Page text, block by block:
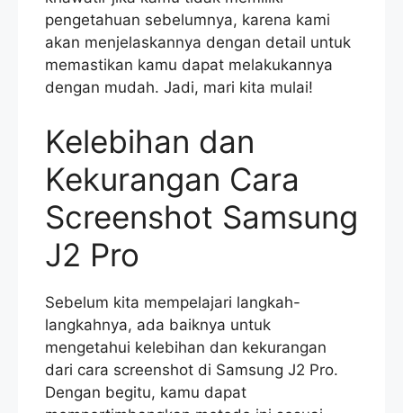
pengetahuan sebelumnya, karena kami
akan menjelaskannya dengan detail untuk
memastikan kamu dapat melakukannya
dengan mudah. Jadi, mari kita mulai!
Kelebihan dan
Kekurangan Cara
Screenshot Samsung
J2 Pro
Sebelum kita mempelajari langkah-
langkahnya, ada baiknya untuk
mengetahui kelebihan dan kekurangan
dari cara screenshot di Samsung J2 Pro.
Dengan begitu, kamu dapat